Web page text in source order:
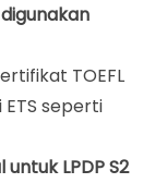
TOEFL
seperti
LPDP S2